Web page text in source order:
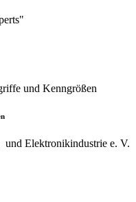
Elektronikindustrie e. V.